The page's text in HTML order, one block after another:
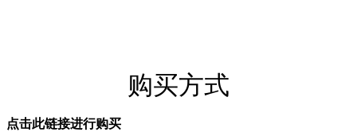
购买方式
点击此链接进行购买